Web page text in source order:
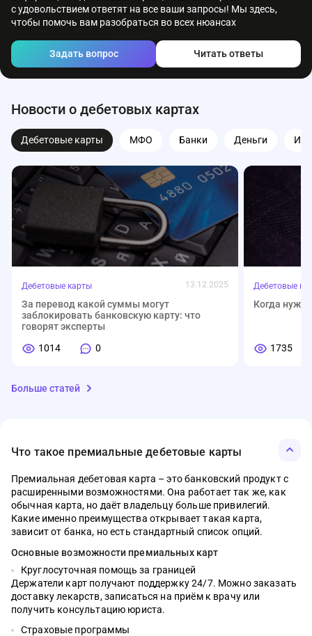
с удовольствием ответят на все ваши запросы! Мы здесь,
чтобы помочь вам разобраться во всех нюансах
Задать вопрос Читать ответы
Новости о дебетовых картах
Дебетовые карты МФО Банки Деньги
Дебетовые карты 13.12.2025
За перевод какой суммы могут
заблокировать банковскую карту: что
говорят эксперты
1014
0
Дебетовые
Когда
1735
01.08.2026
Семейная ипотека, облигации,
автокредиты, рынок труда – главное за
МФО
Что
Новые
Банки 07.05.2026
Что такое электронный кошелёк WB и
зачем у него лимиты
1533
0
Банки
Рейтинг
2026 году
Деньги 03.04.2026
Материнский капитал в 2026 году: сумма,
условия и как потратить без ошибок
Деньги
Сервис
личный
Ипотека 12.01.2026
Ипотека без стресса: полный список
документов, чтобы банк сказал «да»
538
0
Ипотека
на
Вклады 07.04.2026
С какой суммы нужно платить налог на
вклад в 2026 году
Вклады
Топ-5
2026 году
Кредиты 03.05.2026
Как отличить кредит от рассрочки
393 0
Кредиты
Топ-5
году
Больше статей
Что такое премиальные дебетовые карты
Премиальная дебетовая карта – это банковский продукт с
расширенными возможностями. Она работает так же, как
обычная карта, но даёт владельцу больше привилегий.
Какие именно преимущества открывает такая карта,
зависит от банка, но есть стандартный список опций.
Основные возможности премиальных карт
Круглосуточная помощь за границей
Держатели карт получают поддержку 24/7. Можно заказать
доставку лекарств, записаться на приём к врачу или
получить консультацию юриста.
Страховые программы